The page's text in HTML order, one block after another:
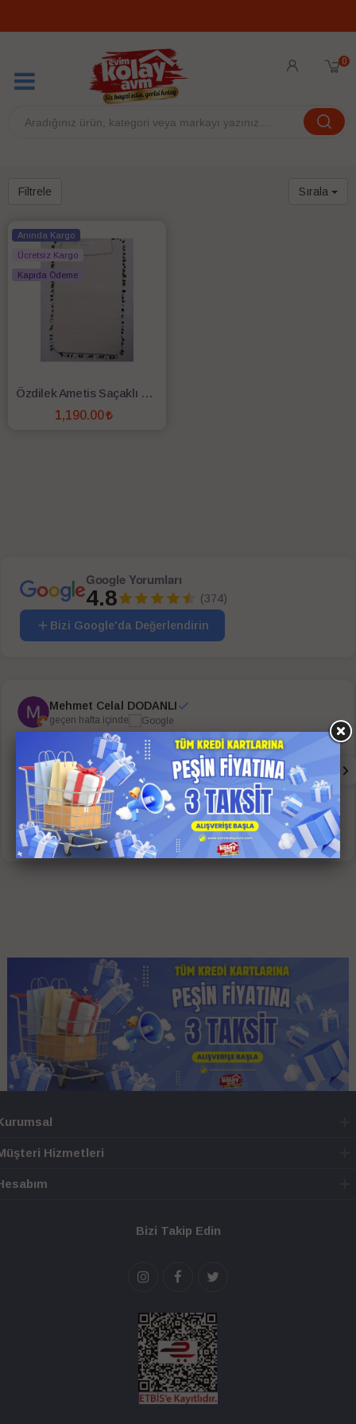
0
Filtrele Sırala
Anında Kargo
Ücretsiz Kargo
Kapıda Ödeme
Özdilek Ametis Saçaklı 2 li Paspas Krem
1,190.00
Google Yorumları
4.8 (374)
Bizi Google'da Değerlendirin
Mehmet Celal DODANLI
geçen hafta içinde
Sorunsuz bir alışveriş oldu. Whatsap grubu her aşamada
bilgilendirdi. Sadece ups kargo 4 günde getirdi.
Hizmetleri
Bizi Takip Edin